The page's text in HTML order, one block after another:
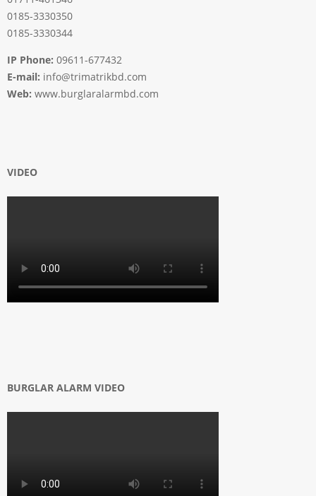
0185-3330350
0185-3330344
IP Phone: 09611-677432
E-mail: info@trimatrikbd.com
Web: www.burglaralarmbd.com
VIDEO
BURGLAR ALARM VIDEO